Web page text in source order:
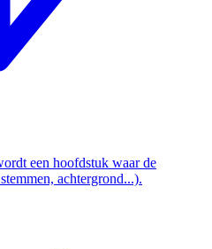
een hoofdstuk waar de
achtergrond...).